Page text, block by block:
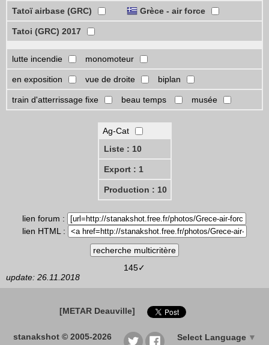
Tatoï airbase (GRC) Grèce - air force
Tatoi (GRC) 2017
lutte incendie monomoteur
en exposition vue de droite biplan
train d'atterrissage fixe beau temps musée
Ag-Cat
Liste : 10
Export : 1
Production : 10
lien forum :
lien HTML :
145✓
update: 26.11.2018
[METAR Deauville]
stanakshot © 2005-2026 Select Language ▼